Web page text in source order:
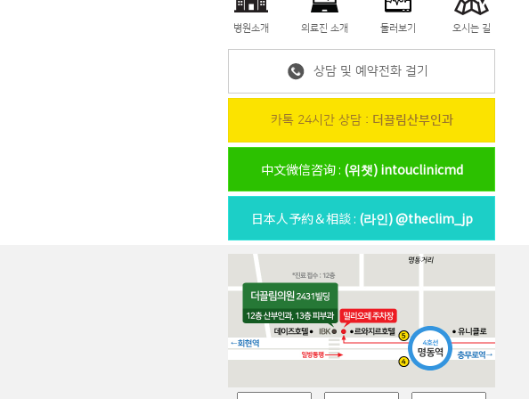
병원소개 의료진 소개 둘러보기 오시는 길
상담 및 예약전화 걸기
카톡 24시간 상담 : 더끌림산부인과
中文微信咨询 : (위챗) intouclinicmd
日本人予約＆相談 : (라인) @theclim_jp